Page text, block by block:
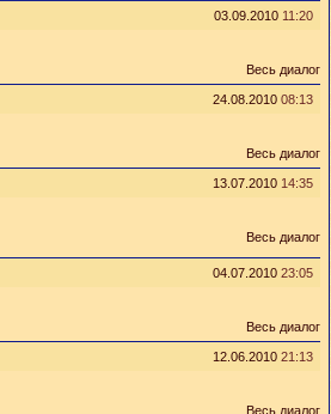
03.09.2010 11:20
Весь диалог
24.08.2010 08:13
Весь диалог
13.07.2010 14:35
Весь диалог
04.07.2010 23:05
Весь диалог
12.06.2010 21:13
Весь диалог